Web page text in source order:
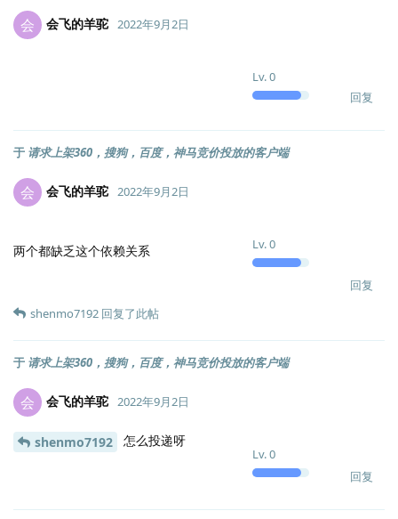
会 会飞的羊驼
Lv.0
2022年9月2日
回复
于 请求上架360，搜狗，百度，神马竞价投放的客户端
会 会飞的羊驼
Lv.0
2022年9月2日
两个都缺乏这个依赖关系
回复
shenmo7192 回复了此帖
于 请求上架360，搜狗，百度，神马竞价投放的客户端
会 会飞的羊驼
Lv.0
2022年9月2日
shenmo7192 怎么投递呀
回复